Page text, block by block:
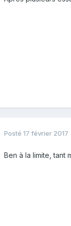
Posté17 février 2017
Ben à la limite, tant